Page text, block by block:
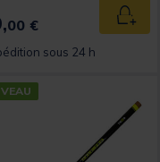
00 €
sous 24 h